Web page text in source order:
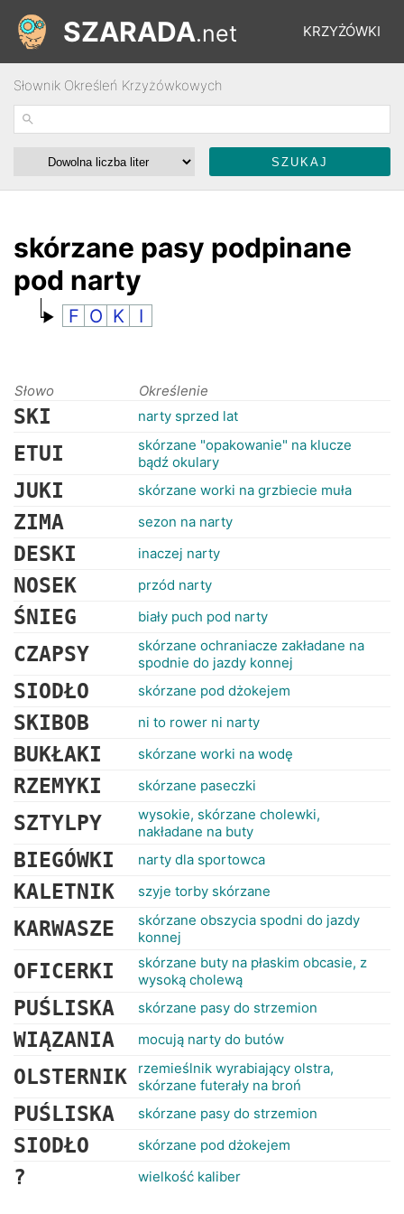
KRZYŻÓWKI
ŁAMIGŁÓWKI
SZARADA.net
Słownik Określeń Krzyżówkowych
skórzane pasy podpinane
pod narty
F O K I
Słowo Określenie
SKI narty sprzed lat
ETUI
skórzane "opakowanie" na klucze
bądź okulary
JUKI skórzane worki na grzbiecie muła
ZIMA sezon na narty
DESKI inaczej narty
NOSEK przód narty
ŚNIEG biały puch pod narty
CZAPSY
skórzane ochraniacze zakładane na
spodnie do jazdy konnej
SIODŁO skórzane pod dżokejem
SKIBOB ni to rower ni narty
BUKŁAKI skórzane worki na wodę
RZEMYKI skórzane paseczki
SZTYLPY
wysokie, skórzane cholewki,
nakładane na buty
BIEGÓWKI narty dla sportowca
KALETNIK szyje torby skórzane
KARWASZE
skórzane obszycia spodni do jazdy
konnej
OFICERKI
skórzane buty na płaskim obcasie, z
wysoką cholewą
PUŚLISKA skórzane pasy do strzemion
WIĄZANIA mocują narty do butów
OLSTERNIK
rzemieślnik wyrabiający olstra,
skórzane futerały na broń
PUŚLISKA skórzane pasy do strzemion
SIODŁO skórzane pod dżokejem
? wielkość kaliber